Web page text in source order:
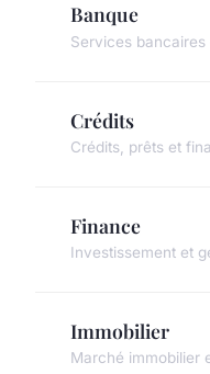
Banque
Services bancaires
Crédits
Crédits, prêts et
Finance
Investissement et
Immobilier
Marché immobilier